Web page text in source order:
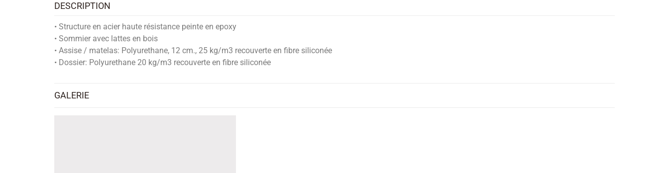
DESCRIPTION
• Structure en acier haute résistance peinte en epoxy
• Sommier avec lattes en bois
• Assise / matelas: Polyurethane, 12 cm., 25 kg/m3 recouverte en fibre siliconée
• Dossier: Polyurethane 20 kg/m3 recouverte en fibre siliconée
GALERIE